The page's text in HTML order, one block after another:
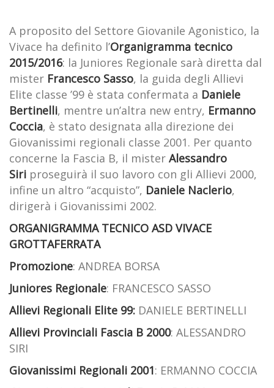
A proposito del Settore Giovanile Agonistico, la
Vivace ha definito l’Organigramma tecnico
2015/2016: la Juniores Regionale sarà diretta dal
mister Francesco Sasso, la guida degli Allievi
Elite classe ’99 è stata confermata a Daniele
Bertinelli, mentre un’altra new entry, Ermanno
Coccia, è stato designata alla direzione dei
Giovanissimi regionali classe 2001. Per quanto
concerne la Fascia B, il mister Alessandro
Siri proseguirà il suo lavoro con gli Allievi 2000,
infine un altro “acquisto”, Daniele Naclerio,
dirigerà i Giovanissimi 2002.
ORGANIGRAMMA TECNICO ASD VIVACE
GROTTAFERRATA
Promozione: ANDREA BORSA
Juniores Regionale: FRANCESCO SASSO
Allievi Regionali Elite 99: DANIELE BERTINELLI
Allievi Provinciali Fascia B 2000: ALESSANDRO
SIRI
Giovanissimi Regionali 2001: ERMANNO COCCIA